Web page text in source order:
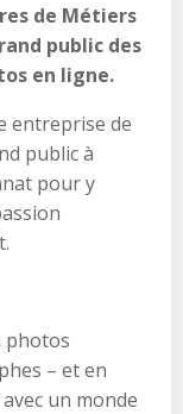
de Métiers
public des
en ligne.
entreprise de
public à
pour y
photos
– et en
un monde